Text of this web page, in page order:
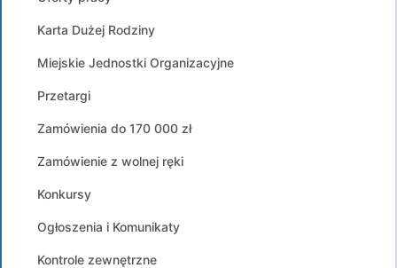
Karta Dużej Rodziny
Miejskie Jednostki Organizacyjne
Przetargi
Zamówienia do 170 000 zł
Zamówienie z wolnej ręki
Konkursy
Ogłoszenia i Komunikaty
Kontrole zewnętrzne